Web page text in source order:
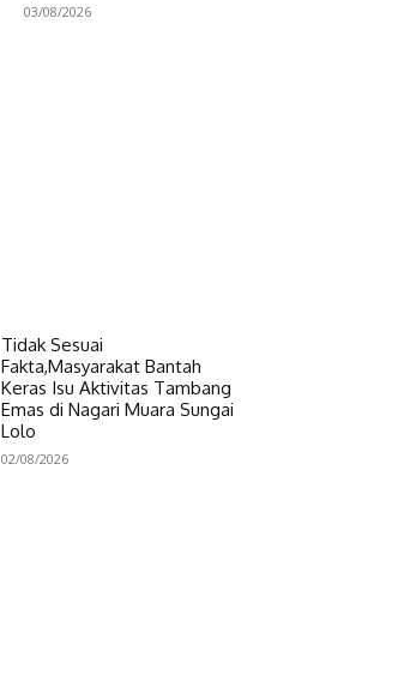
03/08/2026
Tidak Sesuai
Fakta,Masyarakat Bantah
Keras Isu Aktivitas Tambang
Emas di Nagari Muara Sungai
Lolo
02/08/2026